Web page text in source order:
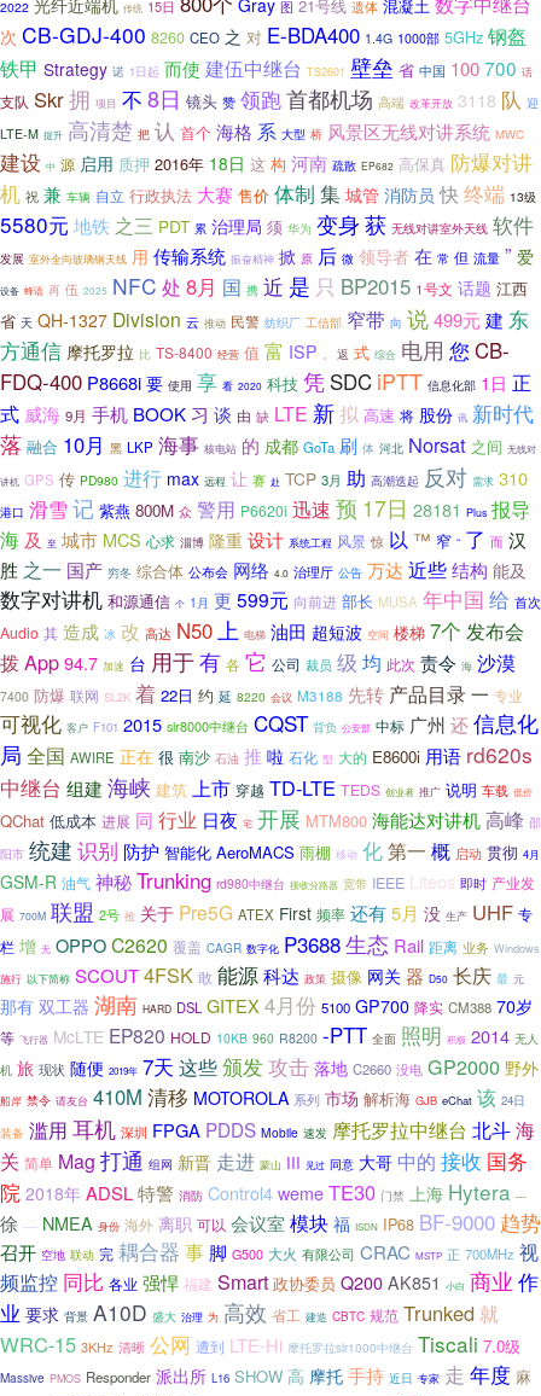
2022 光纤近端机 传统 15日 Gray 图 21号线 遗体 混凝土
次 CB-GDJ-400 8260 CEO 之 对 E-BDA400 1.4G 1000部 5GHz 钢盔
铁甲 Strategy 诺 1日起 而使 建伍中继台 TS2601 壁垒 省 中国 100700 话
支队 Skr拥 项目 不 8日 镜头 赞 领跑首都机场 高端 改革开放 3118 队 迎
LTE-M 提升 高清楚 把 认 首个 海格 系 大型 桥 风景区无线对讲系统 MWC
建设 中 源 启用 质押 2016年 18日 这 构 河南 疏散 EP682 高保真 防爆对讲
机 祝 兼 车辆 自立 行政执法 大赛 售价 体制 集 城管 消防员 快 终端 13级
5580元 地铁 之三 PDT 累 治理局 须 华为 变身 获 无线对讲室外天线 软件
发展 室外全向玻璃钢天线 用 传输系统 振奋精神 掀 原 后 微 领导者 在 常 但 流量 ” 爱
设备 蜂语 再 伍 2025 NFC 处 8月 国 携 近 是 只 BP2015 1号文 话题 江西
省 天 QH-1327 Division 云 推动 民警 纺织厂 工信部 窄带 向 说499元 建 东
方通信 摩托罗拉 比 TS-8400 经营 值 富 ISP 返 式 综合 电用 您 CB-
FDQ-400 P8668i 要 使用 享 看 2020 科技 凭 SDC iPTT 信息化部 1日 正
式 威海 9月 手机 BOOK 习 谈 由 缺 LTE 新拟 高速 将 股份 讯 新时代
落 融合 10月 黑 LKP 海事 核电站 的 成都 GoTa 刷 体 河北 Norsat 之间 无线对
讲机 GPS 传 PD980 进行 max 远程 让 赛 赴 TCP 3月 助 高潮迭起 反对 需求 310
港口 滑雪 记 紫燕 800M 众 警用 P6620i 迅速 预 17日 28181 Plus 报导
海 及 至 城市 MCS 心求 淄博 隆重 设计 系统工程 风景 惊 以 ™ 窄 “ 了 而 汉
胜 之一 国产 穷冬 综合体 公布会 网络 4.0 治理厅 公告 万达 近些结构 能及
数字对讲机 和源通信 个 1月 更 599元 向前进 部长 MUSA 年中国 给 首次
Audio 其 造成 冰 改 高达 N50上 电梯 油田 超短波 空间 楼梯 7个 发布会
拨App94.7 加速 台 用于有 各 它 公司 裁员 级 均 此次 责令 海 沙漠
7400 防爆 联网 SL2K 着 22日 约 延 8220 会议 M3188 先转 产品目录一 专业
可视化 客户 F101 2015 slr8000中继台 CQST 背负 公安部 中标 广州 还信息化
局 全国 AWIRE 正在 很 南沙 石油 推 啦 石化 型 大的 E8600i 用语 rd620s
中继台 组建 海峡 建筑 上市 穿越 TD-LTE TEDS 创业者 推广 说明 车载 低价
QChat 低成本 进展 同 行业 日夜 宅 开展 MTM800 海能达对讲机高峰 邵
阳市 统建 识别 防护 智能化 AeroMACS 雨棚 移动 化第一 概 启动 贯彻 4月
GSM-R 油气 神秘Trunking rd980中继台 接收分路器 宽带 IEEE Liteos 即时 产业发
展 700M 联盟 2号 抢 关于 Pre5G ATEX First 频率 还有5月 没 生产 UHF 专
栏 增 无 OPPOC2620 覆盖 CAGR 数字化 P3688生态 Rail 距离 业务 Windows
施行 以下简称 SCOUT4FSK 敢 能源科达 政策 摄像 网关 器 D50 长庆 最 元
那有 双工器 湖南 HARD DSL GITEX 4月份 5100 GP700 降实 CM388 70岁
等 飞行器 McLTE EP820 HOLD 10KB 960 R8200 -PTT 全面 照明 积极 2014 无人
机 旅 现状 随便 2019年 7天 这些颁发攻击 落地 C2660 没电 GP2000 野外
船岸 禁令 请友台 410M 清移 MOTOROLA 系列 市场 解析海 GJB eChat 该 24日
装备 滥用 耳机 深圳 FPGA PDDS Mobile 速发 摩托罗拉中继台 北斗海
关 简单 Mag 打通 组网 新晋 走进 蒙山 III 见过 同意 大哥 中的 接收 国务
院 2018年 ADSL特警 消防 Control4 weme TE30 门禁 上海 Hytera ---
徐 ---- NMEA 身份 海外 离职 可以 会议室 模块 福 ISDN IP68 BF-9000 趋势
召开 空地 联动 完 耦合器 事 脚 G500 大火 有限公司 CRAC MSTP 正 700MHz 视
频监控 同比 各业 强悍 福建 Smart 政协委员 Q200 AK851 小白 商业 作
业 要求 背景 A10D 盛大 治理 为 高效 省工 建造 CBTC 规范 Trunked 就
WRC-15 3KHz 清晰 公网 遭到 LTE-Hi 摩托罗拉slr1000中继台 Tiscali 7.0级
Massive PMOS Responder 派出所 L16 SHOW 高 摩托手持 近日 专家 走 年度 麻